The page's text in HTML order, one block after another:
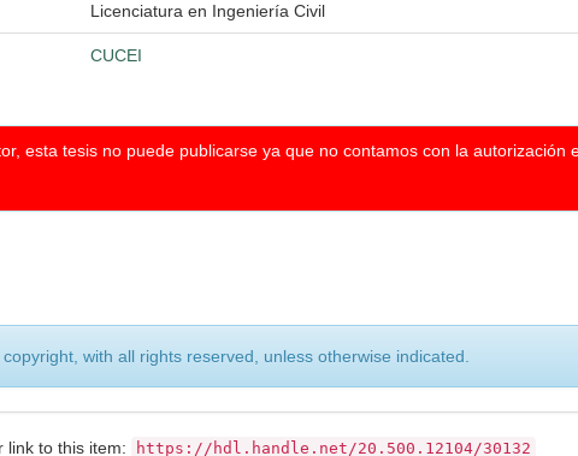
Licenciatura en Ingeniería Civil
CUCEI
esta tesis no puede publicarse ya que no contamos con la
with all rights reserved, unless otherwise indicated.
link to this item: https://hdl.handle.net/20.500.12104/30132